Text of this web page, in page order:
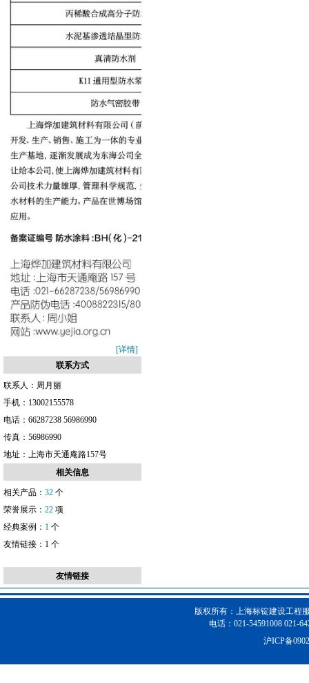
[详情]
联系方式
联系人： 周月丽
手机： 13002155578
电话： 66287238 56986990
传真： 56986990
地址： 上海市天通庵路157号
相关信息
相关产品： 32 个
荣誉展示： 22 项
经典案例： 1 个
友情链接： 1 个
友情链接
版权所有：上海标锭建设工程
电话：021-54591008 021-
沪ICP备